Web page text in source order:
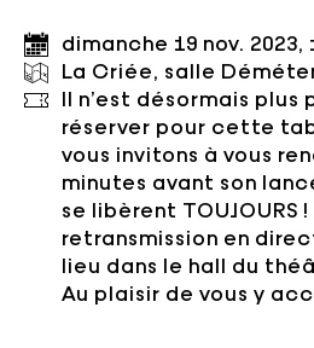
dimanche 19 nov. 2023,
La Criée, salle
Il n’est désormais plus
réserver pour cette
vous invitons à vous
minutes avant son
se libèrent TOUJOURS
retransmission en
lieu dans le hall du
Au plaisir de vous y